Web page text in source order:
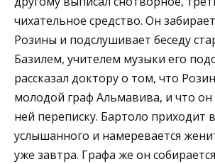
чихательное средство. Он
Розины и подслушивает беседу
Базилем, учителем музыки его
рассказал доктору о том, что
молодой граф Альмавива, и что он
ней переписку. Бартоло приходит
услышанного и намеревается
уже завтра. Графа же он